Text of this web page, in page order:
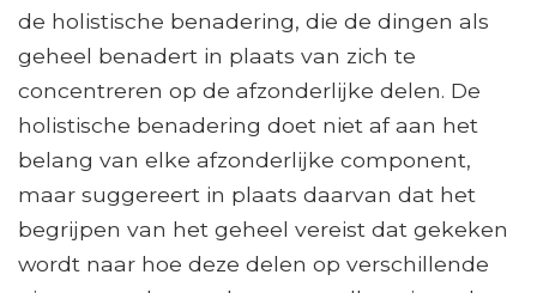
de holistische benadering, die de dingen als
geheel benadert in plaats van zich te
concentreren op de afzonderlijke delen. De
holistische benadering doet niet af aan het
belang van elke afzonderlijke component,
maar suggereert in plaats daarvan dat het
begrijpen van het geheel vereist dat gekeken
wordt naar hoe deze delen op verschillende